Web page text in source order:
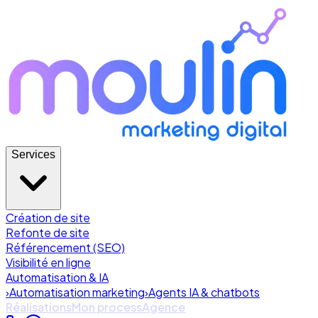
Services
Création de site
Refonte de site
Référencement (SEO)
Visibilité en ligne
Automatisation & IA
›Automatisation marketing›Agents IA & chatbots
RéalisationsMon processAgence